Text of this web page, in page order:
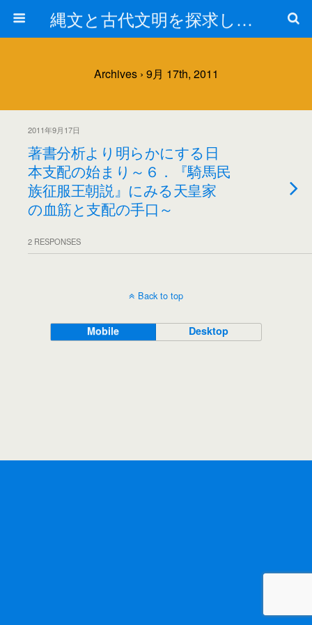
縄文と古代文明を探求しよう！
Archives › 9月 17th, 2011
2011年9月17日
著書分析より明らかにする日
本支配の始まり～６．『騎馬民
族征服王朝説』にみる天皇家
の血筋と支配の手口～
2 RESPONSES
Back to top
Mobile Desktop